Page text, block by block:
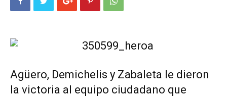
Agüero, Demichelis y Zabaleta le dieron
la victoria al equipo ciudadano que